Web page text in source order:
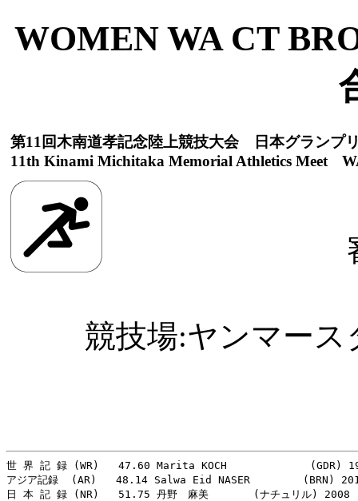
WOMEN WA CT
第11回木南道孝記念陸上競技大会 日本グランプ
11th Kinami Michitaka Memorial Athletics Meet
競技場:ヤンマー
世 界 記 録 (WR)   47.60 Marita KOCH             (GDR)
アジア記録  (AR)   48.14 Salwa Eid NASER   　 　 (BRN)
日 本 記 録 (NR)   51.75 丹野　麻美       (ナチュリル) 2008